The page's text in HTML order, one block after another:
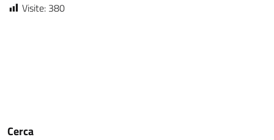
Visite: 380
Cerca